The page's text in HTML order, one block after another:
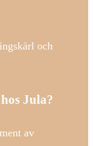
och
Jula?
av